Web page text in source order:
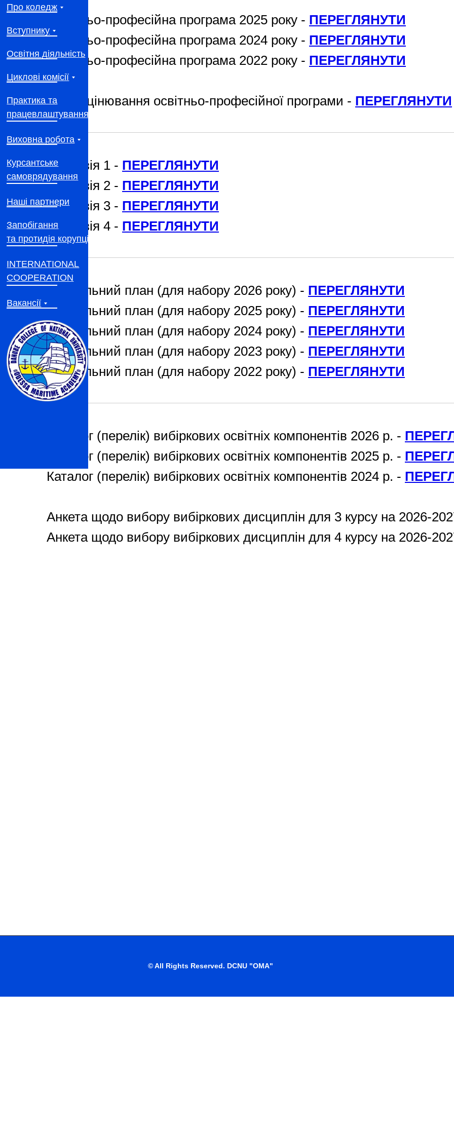
Про коледж
Вступнику
Освітня діяльність
Циклові комісії
Практика та
працевлаштування
Виховна робота
Курсантське
самоврядування
Запобігання
та протидія корупції
Наші партнери
INTERNATIONAL
COOPERATION
Вакансії
Освітньо-професійна програма 2025 року - ПЕРЕГЛЯНУТИ
Освітньо-професійна програма 2024 року - ПЕРЕГЛЯНУТИ
Освітньо-професійна програма 2022 року - ПЕРЕГЛЯНУТИ
Самооцінювання освітньо-професійної програми - ПЕРЕГЛЯНУТИ
Рецензія 1 - ПЕРЕГЛЯНУТИ
Рецензія 2 - ПЕРЕГЛЯНУТИ
Рецензія 3 - ПЕРЕГЛЯНУТИ
Рецензія 4 - ПЕРЕГЛЯНУТИ
Навчальний план (для набору 2026 року) - ПЕРЕГЛЯНУТИ
Навчальний план (для набору 2025 року) - ПЕРЕГЛЯНУТИ
Навчальний план (для набору 2024 року) - ПЕРЕГЛЯНУТИ
Навчальний план (для набору 2023 року) - ПЕРЕГЛЯНУТИ
Навчальний план (для набору 2022 року) - ПЕРЕГЛЯНУТИ
Каталог (перелік) вибіркових освітніх компонентів 2026 р. -
Каталог (перелік) вибіркових освітніх компонентів 2025 р. -
Каталог (перелік) вибіркових освітніх компонентів 2024 р. -
Анкета щодо вибору вибіркових дисциплін для 3 курсу на 2026-
Анкета щодо вибору вибіркових дисциплін для 4 курсу на 2026-
© All Rights Reserved. DCNU "OMA"